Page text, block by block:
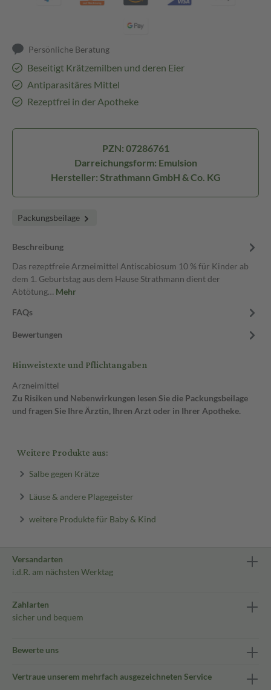
Persönliche Beratung
Beseitigt Krätzemilben und deren Eier
Antiparasitäres Mittel
Rezeptfrei in der Apotheke
PZN: 07286761
Darreichungsform: Emulsion
Hersteller: Strathmann GmbH & Co. KG
Packungsbeilage
Beschreibung
Das rezeptfreie Arzneimittel Antiscabiosum 10 % für Kinder ab
dem 1. Geburtstag aus dem Hause Strathmann dient der
Abtötung… Mehr
FAQs
Bewertungen
Hinweistexte und Pflichtangaben
Arzneimittel
Zu Risiken und Nebenwirkungen lesen Sie die Packungsbeilage
und fragen Sie Ihre Ärztin, Ihren Arzt oder in Ihrer Apotheke.
Weitere Produkte aus:
Salbe gegen Krätze
Läuse & andere Plagegeister
weitere Produkte für Baby & Kind
Versandarten
i.d.R. am nächsten Werktag
Zahlarten
sicher und bequem
Bewerte uns
Vertraue unserem mehrfach ausgezeichneten Service